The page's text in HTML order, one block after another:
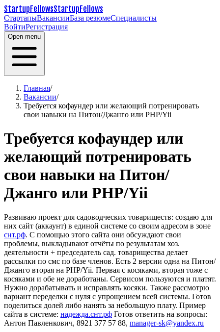
StartupFellowsStartupFellows
СтартапыВакансииБаза резюмеСпециалисты
ВойтиРегистрация
Open menu
Главная/
Вакансии/
Требуется кофаундер или желающий потренировать
свои навыки на Питон/Джанго или PHP/Yii
Требуется кофаундер или
желающий потренировать
свои навыки на Питон/
Джанго или PHP/Yii
Развиваю проект для садоводческих товариществ: создаю для
них сайт (аккаунт) в единой системе со своим адресом в зоне
снт.рф. С помощью этого сайта они обсуждают свои
проблемы, выкладывают отчёты по результатам хоз.
деятельности + председатель сад. товарищества делает
рассылки по смс по базе членов. Есть 2 версии одна на Питон/
Джанго вторая на PHP/Yii. Первая с косяками, вторая тоже с
косяками и обе не доработаны. Сервисом пользуются и платят.
Нужно дорабатывать и исправлять косяки. Также рассмотрю
вариант переделки с нуля с упрощением всей системы. Готов
поделиться долей либо нанять за небольшую плату. Пример
сайта в системе: надежда.снт.рф Готов ответить на вопросы:
Антон Павленкович, 8921 377 57 88, manager-sk@yandex.ru